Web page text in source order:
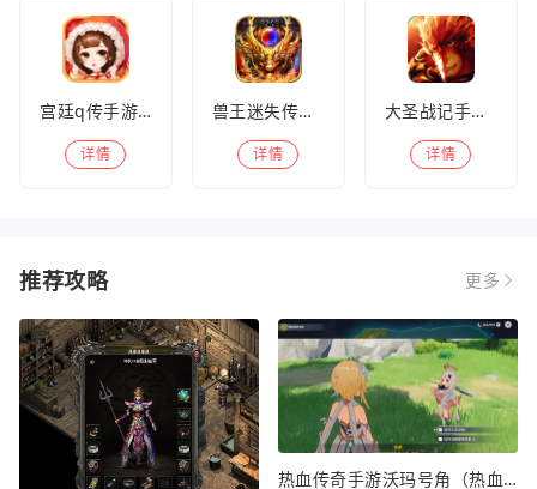
宫廷q传手游百度版
详情
兽王迷失传奇高爆版
详情
大圣战记手游官方版
详情
推荐攻略 更多
热血传奇手游沃玛号角（热血传奇沃玛装备隐藏属性）